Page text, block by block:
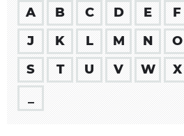
A B C D E F
J
K L M N O
S
T U V W X